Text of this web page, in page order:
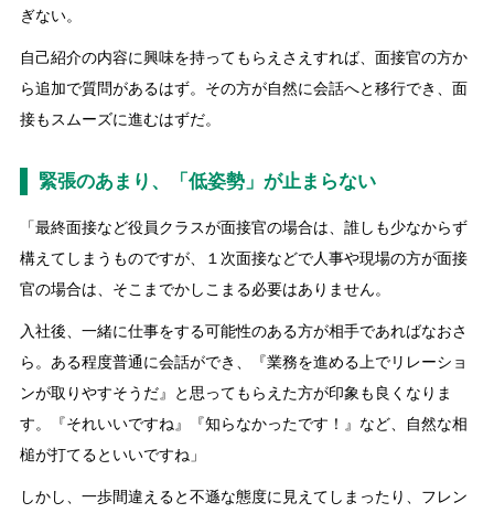
ぎない。
自己紹介の内容に興味を持ってもらえさえすれば、面接官の方か
ら追加で質問があるはず。その方が自然に会話へと移行でき、面
接もスムーズに進むはずだ。
緊張のあまり、「低姿勢」が止まらない
「最終面接など役員クラスが面接官の場合は、誰しも少なからず
構えてしまうものですが、１次面接などで人事や現場の方が面接
官の場合は、そこまでかしこまる必要はありません。
入社後、一緒に仕事をする可能性のある方が相手であればなおさ
ら。ある程度普通に会話ができ、『業務を進める上でリレーショ
ンが取りやすそうだ』と思ってもらえた方が印象も良くなりま
す。『それいいですね』『知らなかったです！』など、自然な相
槌が打てるといいですね」
しかし、一歩間違えると不遜な態度に見えてしまったり、フレン